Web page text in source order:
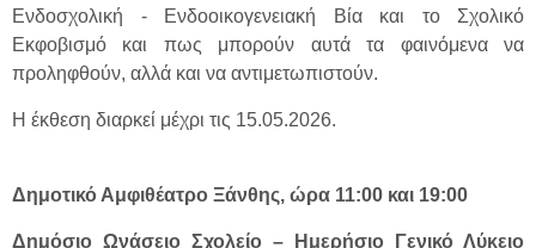
Ενδοσχολική - Ενδοοικογενειακή Βία και το Σχολικό
Εκφοβισμό και πως μπορούν αυτά τα φαινόμενα να
προληφθούν, αλλά και να αντιμετωπιστούν.
Η έκθεση διαρκεί μέχρι τις 15.05.2026.
Δημοτικό Αμφιθέατρο Ξάνθης, ώρα 11:00 και 19:00
Δημόσιο Ωνάσειο Σχολείο – Ημερήσιο Γενικό Λύκειο